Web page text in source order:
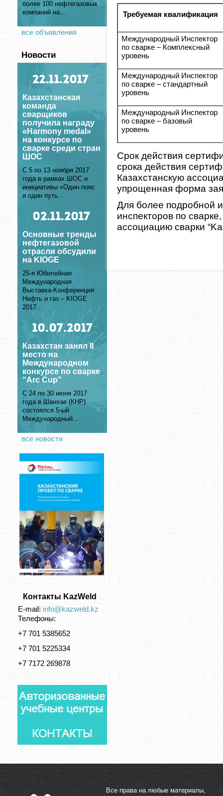
Требуемая квалификация
Международный Инспектор
по сварке – Комплексный
уровень
Международный Инспектор
по сварке – стандартный
уровень
Международный Инспектор
по сварке – базовый
уровень
Срок действия
срока действия
Казахстанскую
упрощенная форма
Для более подробной
инспекторов по
ассоциацию сварки
более 100 нефтегазовых
компаний на...
все объявления
Новости
22.11.2017
Казахстанская
команда
сварщиков
получила награду
«Harmony medal»
на конкурсе по
сварке среди стран
ШОС
С 5 по 13 ноября 2017
года в рамках ШОС и
инициативы «Один пояс
и один путь...
02.11.2017
Основные тренды
нефтегазовой
отрасли обсудили
на KIOGE
25-я Юбилейная
Международная
Выставка-Конференция
Нефть и газ – KIOGE
2017...
10.07.2017
Казахстан занял II
место на
Международном
конкурсе по сварке
“Arc Cup”
С 24 по 30 июня 2017
года в Шанхае (КНР)
состоялся 5-ый
Международный...
все новости
Контакты KazWeld
E-mail: info@kazweld.kz
Телефоны:
+7 701 5385652
+7 701 5225334
+7 7172 269878
Все права на любые материалы,